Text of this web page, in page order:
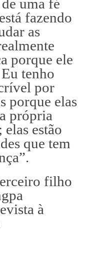
uma fé
fazendo
as
porque ele
tenho
por
porque elas
própria
estão
que tem
filho
à